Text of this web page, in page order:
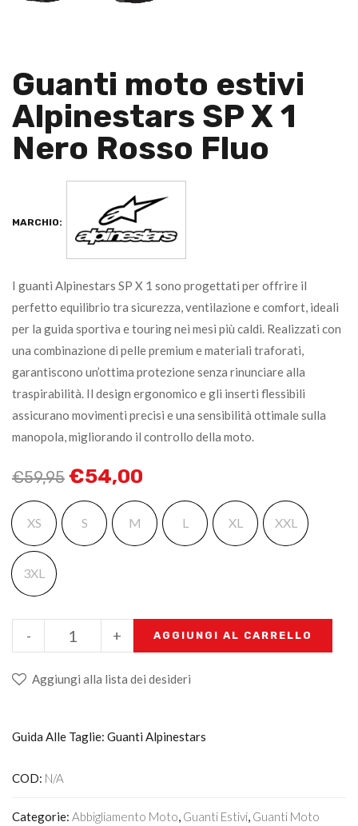
Guanti moto estivi
Alpinestars SP X 1
Nero Rosso Fluo
MARCHIO:
I guanti Alpinestars SP X 1 sono progettati per offrire il
perfetto equilibrio tra sicurezza, ventilazione e comfort, ideali
per la guida sportiva e touring nei mesi più caldi. Realizzati con
una combinazione di pelle premium e materiali traforati,
garantiscono un’ottima protezione senza rinunciare alla
traspirabilità. Il design ergonomico e gli inserti flessibili
assicurano movimenti precisi e una sensibilità ottimale sulla
manopola, migliorando il controllo della moto.
€59,95 €54,00
XS S M L XL XXL
3XL
+
- AGGIUNGI AL CARRELLO
Aggiungi alla lista dei desideri
Guida Alle Taglie: Guanti Alpinestars
COD: N/A
Categorie: Abbigliamento Moto, Guanti Estivi, Guanti Moto